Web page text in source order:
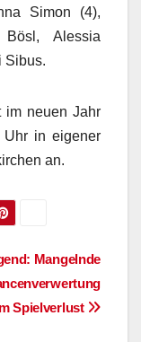
Simon (4),
Alessia
Sibus.
im neuen Jahr
Uhr in eigener
an.
Mangelnde
Spielverlust